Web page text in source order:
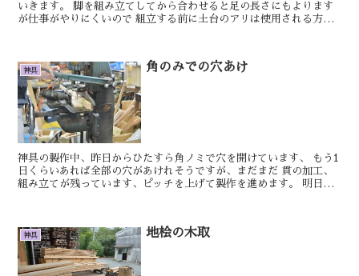
いきます。 脚を組み立てしてから合わせると足の長さにもよります
が仕事がやりにくいので 組立する前に土台のアリは使用される方が
神具 角のみでの穴あけ
神具の製作中、昨日からひたすら角ノミで穴を開けています、 もう1
日くらいあれば全部の穴があけれそうですが、まだまだ 貫の加工、
組み立てが残っています、ピッチを上げて製作を進めます。 明日も
神具 地桧の木取